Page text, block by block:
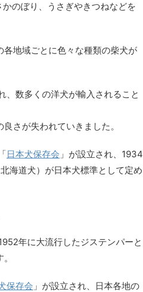
のぼり、うさぎやきつねなどを
地域ごとに色々な種類の柴犬が
、数多くの洋犬が輸入されること
さが失われていきました。
日本犬保存会 」が設立され、1934
海道犬）が日本犬標準として定め
年に大流行したジステンパーと
保存会 」が設立され、日本各地の